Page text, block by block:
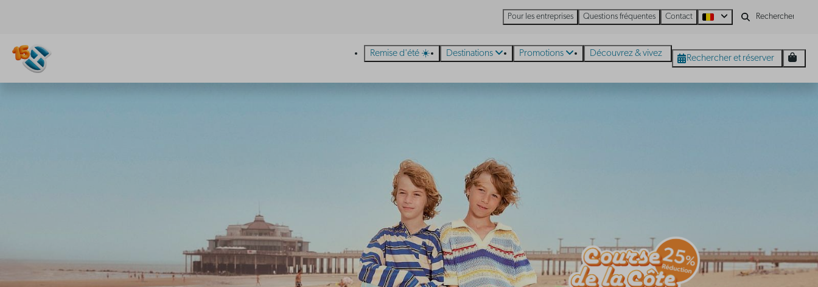
Pour les entreprises Questions fréquentes Contact
Remise d'été ☀️ Destinations Promotions Découvrez & vivez Rechercher et réserver